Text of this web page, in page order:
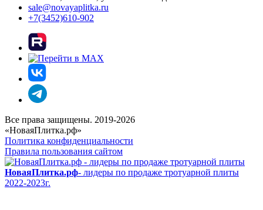
sale@novayaplitka.ru
+7(3452)610-902
Все права защищены. 2019-2026
«НоваяПлитка.рф»
Политика конфиденциальности
Правила пользования сайтом
НоваяПлитка.рф- лидеры по продаже тротуарной плиты
2022-2023г.